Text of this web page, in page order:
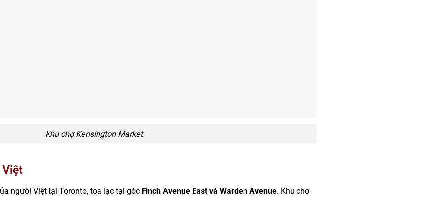
Khu chợ Kensington Market
Việt
người Việt tại Toronto, tọa lạc tại góc Finch Avenue East và Warden Avenue. Khu chợ